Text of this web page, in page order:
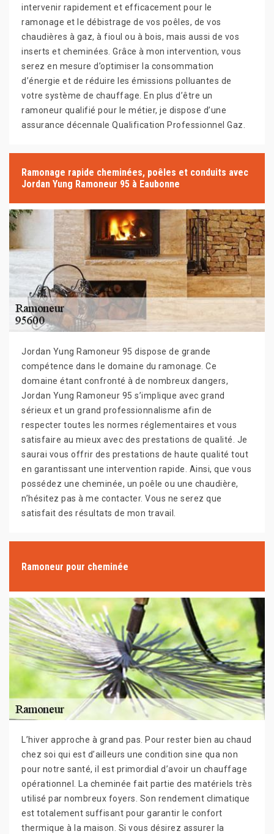
intervenir rapidement et efficacement pour le
ramonage et le débistrage de vos poêles, de vos
chaudières à gaz, à fioul ou à bois, mais aussi de vos
inserts et cheminées. Grâce à mon intervention, vous
serez en mesure d’optimiser la consommation
d’énergie et de réduire les émissions polluantes de
votre système de chauffage. En plus d’être un
ramoneur qualifié pour le métier, je dispose d’une
assurance décennale Qualification Professionnel Gaz.
Ramonage rapide cheminées, poêles et conduits avec
Jordan Yung Ramoneur 95 à Eaubonne
Jordan Yung Ramoneur 95 dispose de grande
compétence dans le domaine du ramonage. Ce
domaine étant confronté à de nombreux dangers,
Jordan Yung Ramoneur 95 s’implique avec grand
sérieux et un grand professionnalisme afin de
respecter toutes les normes réglementaires et vous
satisfaire au mieux avec des prestations de qualité. Je
saurai vous offrir des prestations de haute qualité tout
en garantissant une intervention rapide. Ainsi, que vous
possédez une cheminée, un poêle ou une chaudière,
n’hésitez pas à me contacter. Vous ne serez que
satisfait des résultats de mon travail.
Ramoneur pour cheminée
L’hiver approche à grand pas. Pour rester bien au chaud
chez soi qui est d’ailleurs une condition sine qua non
pour notre santé, il est primordial d’avoir un chauffage
opérationnel. La cheminée fait partie des matériels très
utilisé par nombreux foyers. Son rendement climatique
est totalement suffisant pour garantir le confort
thermique à la maison. Si vous désirez assurer la